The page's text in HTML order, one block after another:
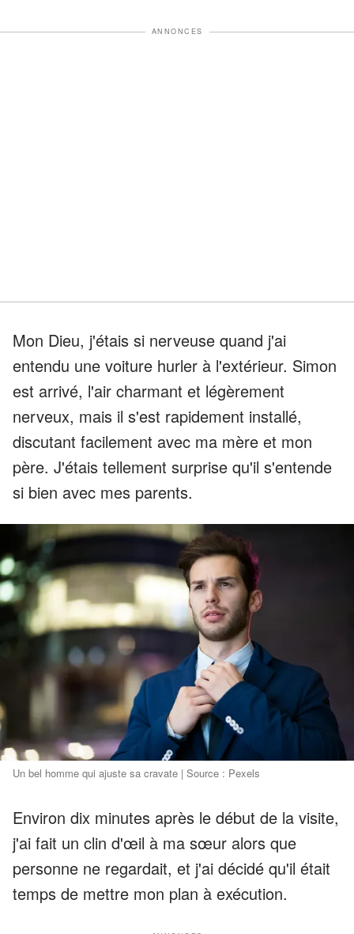
ANNONCES
Mon Dieu, j'étais si nerveuse quand j'ai
entendu une voiture hurler à l'extérieur. Simon
est arrivé, l'air charmant et légèrement
nerveux, mais il s'est rapidement installé,
discutant facilement avec ma mère et mon
père. J'étais tellement surprise qu'il s'entende
si bien avec mes parents.
Un bel homme qui ajuste sa cravate | Source : Pexels
Environ dix minutes après le début de la visite,
j'ai fait un clin d'œil à ma sœur alors que
personne ne regardait, et j'ai décidé qu'il était
temps de mettre mon plan à exécution.